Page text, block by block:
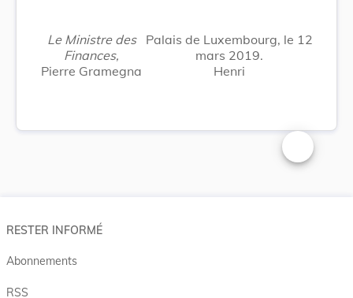
Le Ministre des
Finances,
Pierre Gramegna
Palais de Luxembourg, le 12
mars 2019.
Henri
Changer la
RESTER INFORMÉ
Abonnements
RSS